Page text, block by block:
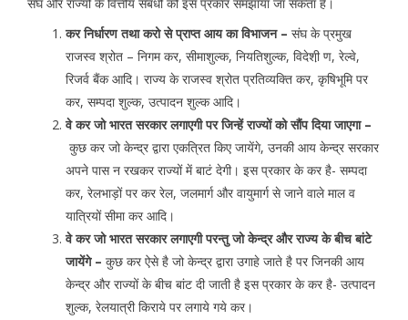
कर निर्धारण तथा करो से प्राप्त आय का विभाजन – संघ के प्रमुख
राजस्व श्रोत – निगम कर, सीमाशुल्क, नियतिशुल्क, विदेशी़ ण, रेल्वे,
रिजर्व बैंक आदि। राज्य के राजस्व श्रोत प्रतिव्यक्ति कर, कृषिभूमि पर
कर, सम्पदा शुल्क, उत्पादन शुल्क आदि।
वे कर जो भारत सरकार लगाएगी पर जिन्हें राज्यों को सौंप दिया जाएगा –
कुछ कर जो केन्द्र द्वारा एकत्रित किए जायेंगे, उनकी आय केन्द्र सरकार
अपने पास न रखकर राज्यों में बाटं देगी। इस प्रकार के कर है- सम्पदा
कर, रेलभाड़ों पर कर रेल, जलमार्ग और वायुमार्ग से जाने वाले माल व
यात्रियों सीमा कर आदि।
वे कर जो भारत सरकार लगाएगी परन्तु जो केन्द्र और राज्य के बीच बांटे
जायेंगे – कुछ कर ऐसे है जो केन्द्र द्वारा उगाहे जाते है पर जिनकी आय
केन्द्र और राज्यों के बीच बांट दी जाती है इस प्रकार के कर है- उत्पादन
शुल्क, रेलयात्री किराये पर लगाये गये कर।